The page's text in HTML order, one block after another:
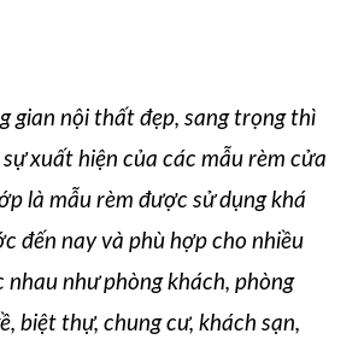
gian nội thất đẹp, sang trọng thì
xuất hiện của các mẫu rèm cửa
là mẫu rèm được sử dụng khá
đến nay và phù hợp cho nhiều
nhau như phòng khách, phòng
biệt thự, chung cư, khách sạn,